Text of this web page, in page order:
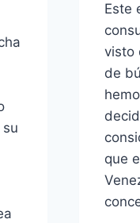
Este
visto
de
que